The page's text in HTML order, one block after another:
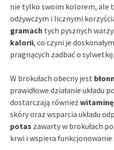
nie tylko swoim kolorem, ale
odżywczym i licznymi
gramach tych pysznych
kalorii, co czyni je
pragnących zadbać o sylwetkę.
W brokułach obecny jest
prawidłowe działanie układu
dostarczają równieżwitaminę
skóry oraz wsparcia układu
potas zawarty w brokułach
krwi i wspiera funkcjonowanie